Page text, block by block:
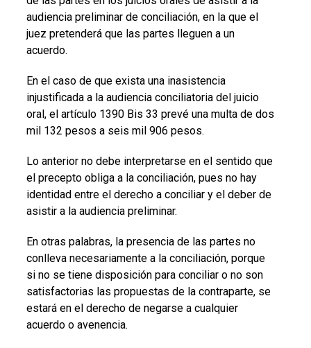
audiencia preliminar de conciliación, en la que el
juez pretenderá que las partes lleguen a un
acuerdo.
En el caso de que exista una inasistencia
injustificada a la audiencia conciliatoria del juicio
oral, el artículo 1390 Bis 33 prevé una multa de dos
mil 132 pesos a seis mil 906 pesos.
Lo anterior no debe interpretarse en el sentido que
el precepto obliga a la conciliación, pues no hay
identidad entre el derecho a conciliar y el deber de
asistir a la audiencia preliminar.
En otras palabras, la presencia de las partes no
conlleva necesariamente a la conciliación, porque
si no se tiene disposición para conciliar o no son
satisfactorias las propuestas de la contraparte, se
estará en el derecho de negarse a cualquier
acuerdo o avenencia.